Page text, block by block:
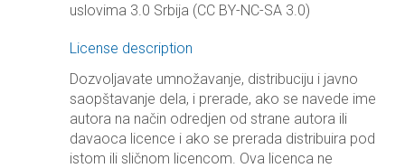
uslovima 3.0 Srbija (CC BY-NC-SA 3.0)
License description
Dozvoljavate umnožavanje, distribuciju i javno
saopštavanje dela, i prerade, ako se navede ime
autora na način odredjen od strane autora ili
davaoca licence i ako se prerada distribuira pod
istom ili sličnom licencom. Ova licenca ne